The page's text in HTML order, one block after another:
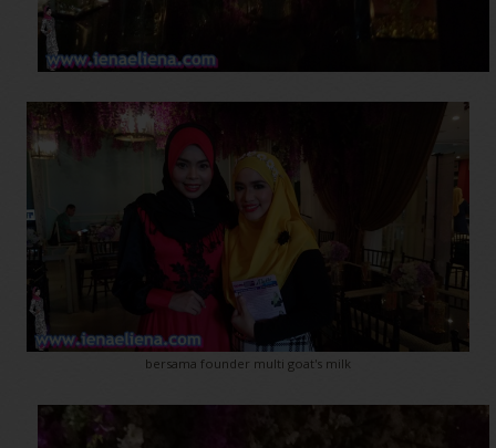
bersama founder multi goat's milk